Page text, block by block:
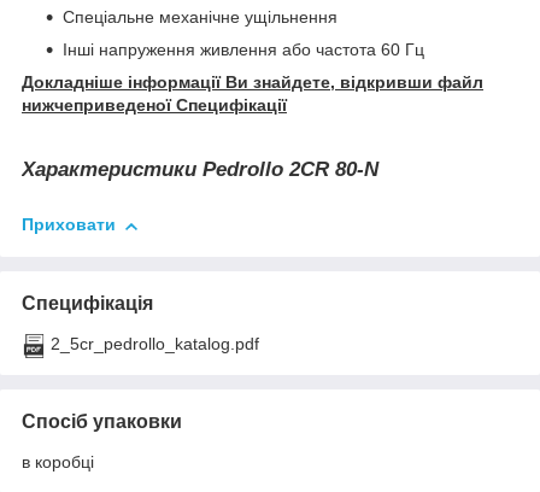
Спеціальне механічне ущільнення
Інші напруження живлення або частота 60 Гц
Докладніше інформації Ви знайдете, відкривши файл
нижчеприведеної Специфікації
Характеристики Pedrollo 2CR 80-N
Приховати
Специфікація
2_5cr_pedrollo_katalog.pdf
Спосіб упаковки
в коробці